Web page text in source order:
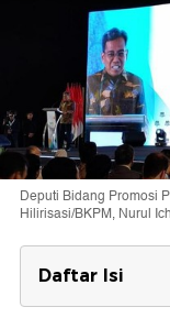
Deputi Bidang Promosi
Hilirisasi/BKPM, Nurul
Daftar Isi
BBM di